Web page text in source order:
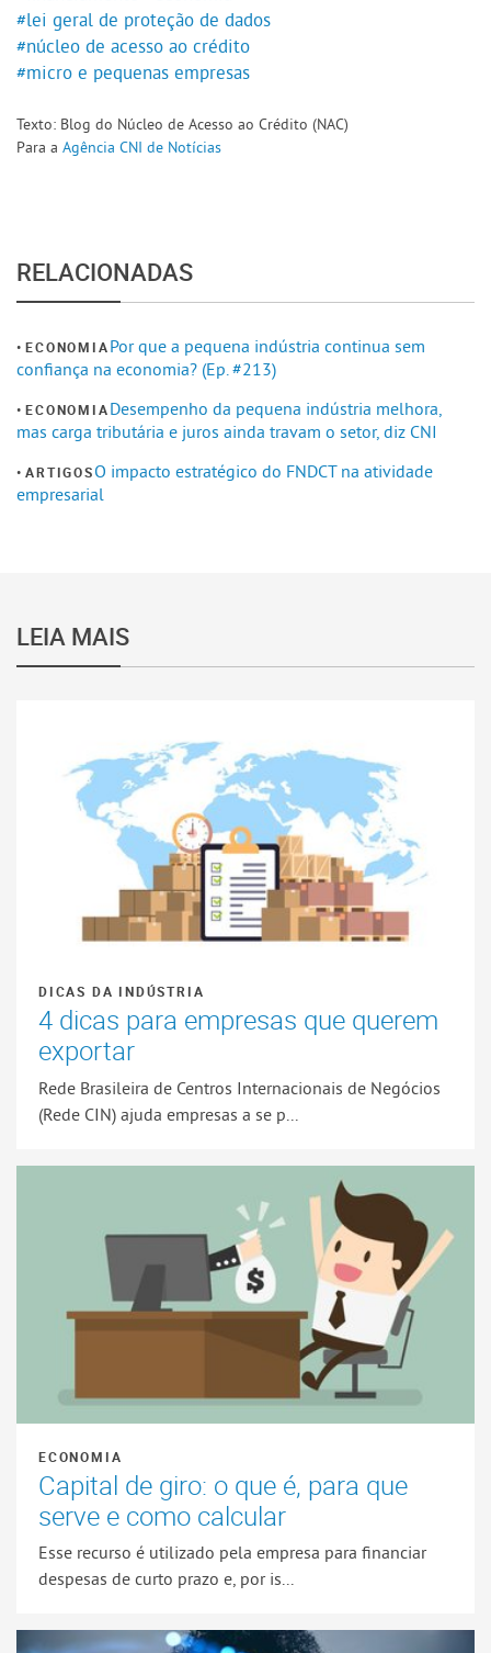
#lei geral de proteção de dados
#núcleo de acesso ao crédito
#micro e pequenas empresas
Texto: Blog do Núcleo de Acesso ao Crédito (NAC)
Para a Agência CNI de Notícias
RELACIONADAS
ECONOMIAPor que a pequena indústria continua sem
confiança na economia? (Ep. #213)
ECONOMIADesempenho da pequena indústria melhora,
mas carga tributária e juros ainda travam o setor, diz CNI
ARTIGOSO impacto estratégico do FNDCT na atividade
empresarial
LEIA MAIS
DICAS DA INDÚSTRIA
4 dicas para empresas que querem
exportar
Rede Brasileira de Centros Internacionais de Negócios
(Rede CIN) ajuda empresas a se p...
ECONOMIA
Capital de giro: o que é, para que
serve e como calcular
Esse recurso é utilizado pela empresa para financiar
despesas de curto prazo e, por is...